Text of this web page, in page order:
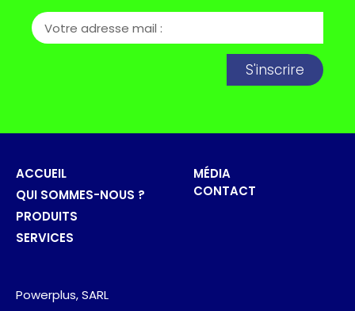
S'inscrire
ACCUEIL
QUI SOMMES-NOUS ?
PRODUITS
SERVICES
MÉDIA
CONTACT
Powerplus, SARL